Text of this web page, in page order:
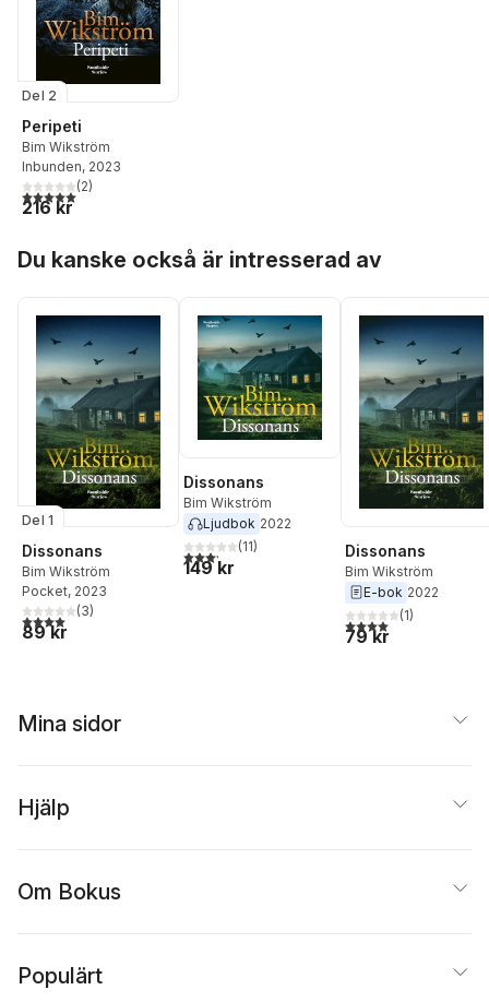
Del 2
Peripeti
Bim Wikström
Inbunden, 2023
5,0utav 5 stjärnor. Totalt antal röster:
(2)
216 kr
Du kanske också är intresserad av
Del 1
Dissonans
Bim Wikström
Pocket, 2023
4,0utav 5 stjärnor. Totalt antal röster:
(3)
89 kr
Dissonans
Bim Wikström
Ljudbok 2022
3,2utav 5 stjärnor. Totalt antal röster:
(11)
149 kr
Dissonans
Bim Wikström
E-bok 2022
4,0utav 5 stjärnor.
(1)
79 kr
Mina sidor
Hjälp
Om Bokus
Populärt